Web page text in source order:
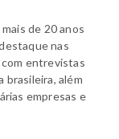
de 20 anos
nas
entrevistas
brasileira, além
empresas e